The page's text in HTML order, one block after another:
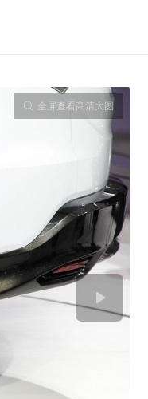
全屏查看高清大图